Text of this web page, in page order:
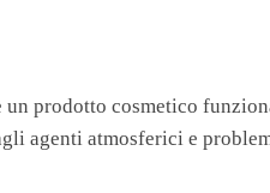
un prodotto cosmetico
agenti atmosferici e